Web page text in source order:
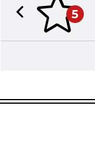
5
Previous slide